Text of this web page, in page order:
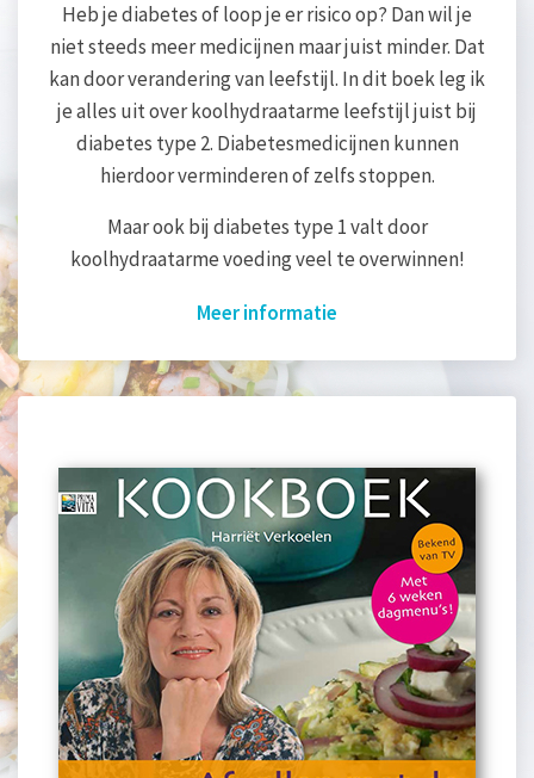
Heb je diabetes of loop je er risico op? Dan wil je
niet steeds meer medicijnen maar juist minder. Dat
kan door verandering van leefstijl. In dit boek leg ik
je alles uit over koolhydraatarme leefstijl juist bij
diabetes type 2. Diabetesmedicijnen kunnen
hierdoor verminderen of zelfs stoppen.
Maar ook bij diabetes type 1 valt door
koolhydraatarme voeding veel te overwinnen!
Meer informatie